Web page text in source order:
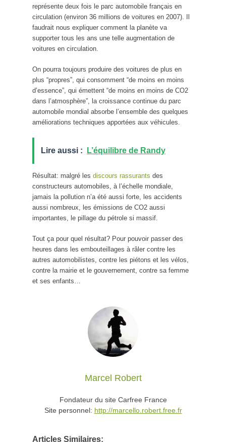
représente deux fois le parc automobile français en
circulation (environ 36 millions de voitures en 2007). Il
faudrait nous expliquer comment la planète va
supporter tous les ans une telle augmentation de
voitures en circulation.
On pourra toujours produire des voitures de plus en
plus “propres”, qui consomment “de moins en moins
d’essence”, qui émettent “de moins en moins de CO2
dans l’atmosphère”, la croissance continue du parc
automobile mondial absorbe l’ensemble des quelques
améliorations techniques apportées aux véhicules.
Lire aussi : L’équilibre de Randy
Résultat: malgré les discours rassurants des
constructeurs automobiles, à l’échelle mondiale,
jamais la pollution n’a été aussi forte, les accidents
aussi nombreux, les émissions de CO2 aussi
importantes, le pillage du pétrole si massif.
Tout ça pour quel résultat? Pour pouvoir passer des
heures dans les embouteillages à râler contre les
autres automobilistes, contre les piétons et les vélos,
contre la mairie et le gouvernement, contre sa femme
et ses enfants…
Marcel Robert
Fondateur du site Carfree France
Site personnel: http://marcello.robert.free.fr
Articles Similaires: